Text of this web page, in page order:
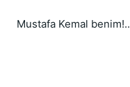
Mustafa Kemal benim!..